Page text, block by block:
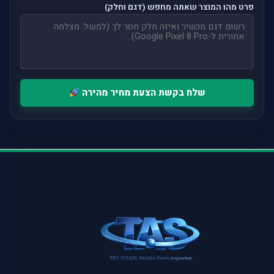
פרט מהו המוצר שאתה מחפש (דגם וחלק)
שלח בקשת הצעת מחיר מהירה